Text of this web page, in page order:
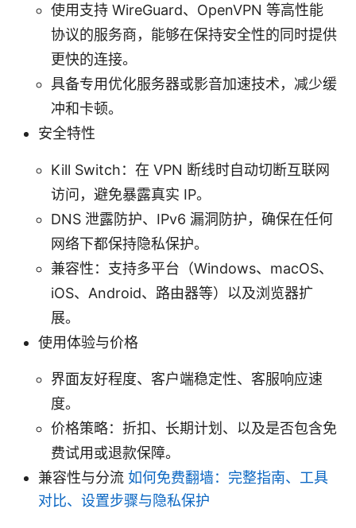
使用支持 WireGuard、OpenVPN 等高性能
协议的服务商，能够在保持安全性的同时提供
更快的连接。
具备专用优化服务器或影音加速技术，减少缓
冲和卡顿。
安全特性
Kill Switch：在 VPN 断线时自动切断互联网
访问，避免暴露真实 IP。
DNS 泄露防护、IPv6 漏洞防护，确保在任何
网络下都保持隐私保护。
兼容性：支持多平台（Windows、macOS、
iOS、Android、路由器等）以及浏览器扩
展。
使用体验与价格
界面友好程度、客户端稳定性、客服响应速
度。
价格策略：折扣、长期计划、以及是否包含免
费试用或退款保障。
兼容性与分流 如何免费翻墙：完整指南、工具
对比、设置步骤与隐私保护